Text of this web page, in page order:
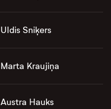
Uldis Sniķers
Marta Kraujiņa
Austra Hauks